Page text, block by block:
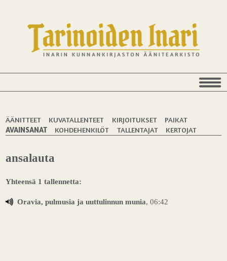
ÄÄNITTEET KUVATALLENTEET KIRJOITUKSET
PAIKAT
AVAINSANAT
KOHDEHENKILÖT TALLENTAJAT KERTOJAT
ansalauta
Yhteensä 1 tallennetta:
Oravia, pulmusia ja uuttulinnun munia, 06:42